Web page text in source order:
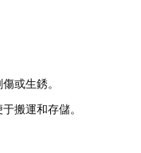
或生銹。
搬運和存儲。